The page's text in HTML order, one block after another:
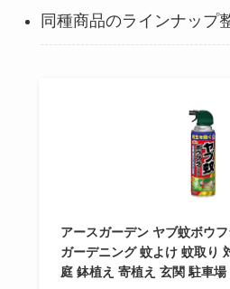
同種商品のラインナップ
アースガーデン ヤブ蚊ボウ
ガーデニング 蚊よけ 蚊取り
庭 鉢植え 寄植え 玄関 駐車場